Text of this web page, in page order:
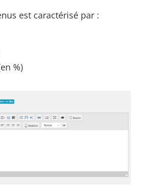
est caractérisé par :
%)